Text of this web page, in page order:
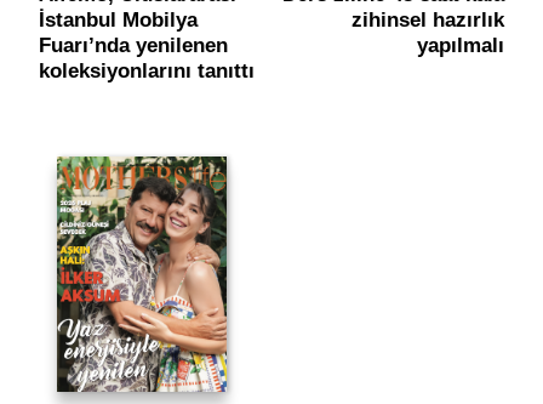
Navigation
İstanbul Mobilya
Fuarı’nda yenilenen
koleksiyonlarını tanıttı
zihinsel hazırlık
yapılmalı